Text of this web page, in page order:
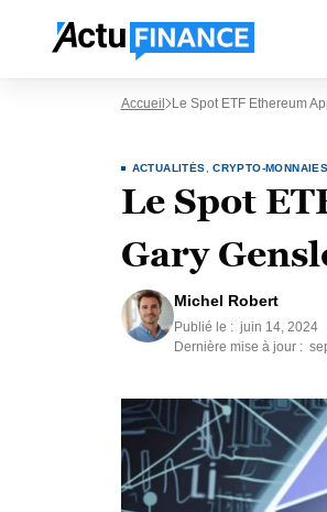
Accueil Le Spot ETF Ethereum
ACTUALITÉS ,CRYPTO-MONNAIES
Le Spot
Gary
Michel Robert
Publié le : juin 14, 2024
Dernière mise à jour :